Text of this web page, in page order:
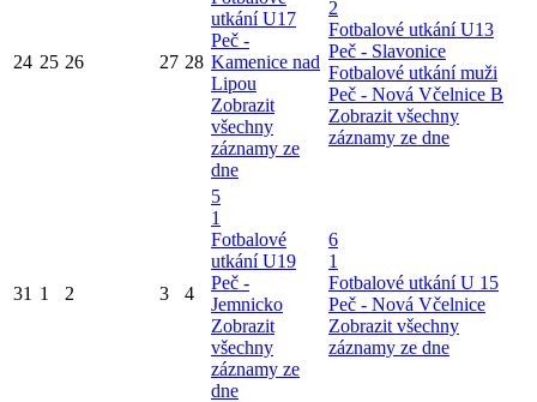
24 25 26 27 28
utkání U17
Peč -
Kamenice nad
Lipou
Zobrazit
všechny
záznamy ze
dne
2
Fotbalové utkání U13
Peč - Slavonice
Fotbalové utkání muži
Peč - Nová Včelnice B
Zobrazit všechny
záznamy ze dne
31 1 2 3 4
5
1
Fotbalové
utkání U19
Peč -
Jemnicko
Zobrazit
všechny
záznamy ze
dne
6
1
Fotbalové utkání U 15
Peč - Nová Včelnice
Zobrazit všechny
záznamy ze dne